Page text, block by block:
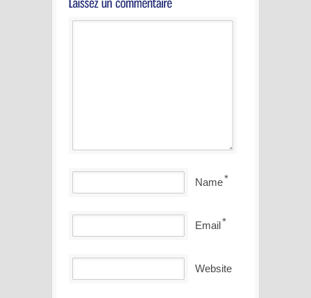
Name*
Email*
Website